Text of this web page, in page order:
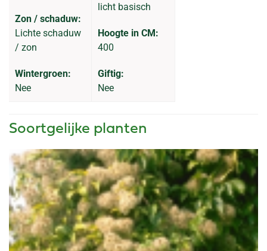
Zon / schaduw:
Lichte schaduw
/ zon
Wintergroen:
Nee
licht basisch
Hoogte in CM:
400
Giftig:
Nee
Soortgelijke planten